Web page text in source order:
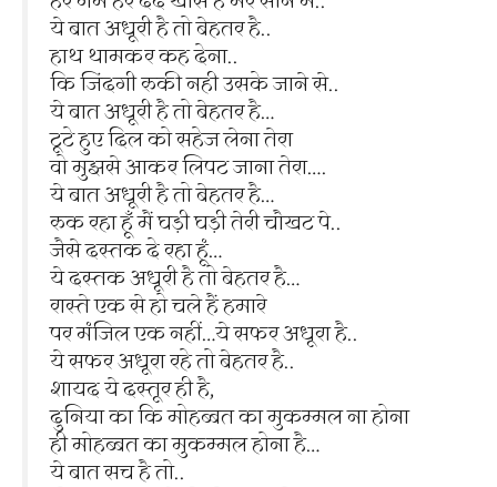
ये बात अधूरी है तो बेहतर है..
हाथ थामकर कह देना..
कि जिंदगी रुकी नही उसके जाने से..
ये बात अधूरी है तो बेहतर है…
टूटे हुए दिल को सहेज लेना तेरा
वो मुझसे आकर लिपट जाना तेरा….
ये बात अधूरी है तो बेहतर है…
रुक रहा हूँ मैं घड़ी घड़ी तेरी चौखट पे..
जैसे दस्तक दे रहा हूं…
ये दस्तक अधूरी है तो बेहतर है…
रास्ते एक से हो चले हैं हमारे
पर मंजिल एक नहीं…ये सफर अधूरा है..
ये सफर अधूरा रहे तो बेहतर है..
शायद ये दस्तूर ही है,
दुनिया का कि मोहब्बत का मुकम्मल ना होना
ही मोहब्बत का मुकम्मल होना है…
ये बात सच है तो..